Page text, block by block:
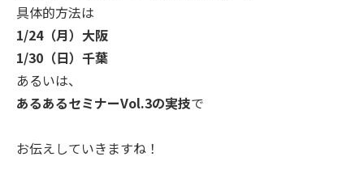
具体的方法は
1/24（月）大阪
1/30（日）千葉
あるいは、
あるあるセミナーVol.3の実技で
お伝えしていきますね！